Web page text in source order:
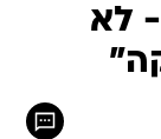
- לא